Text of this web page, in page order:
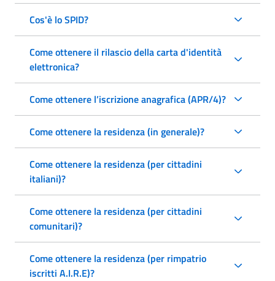
Cos'è lo SPID?
Come ottenere il rilascio della carta d'identità
elettronica?
Come ottenere l’iscrizione anagrafica (APR/4)?
Come ottenere la residenza (in generale)?
Come ottenere la residenza (per cittadini
italiani)?
Come ottenere la residenza (per cittadini
comunitari)?
Come ottenere la residenza (per rimpatrio
iscritti A.I.R.E)?